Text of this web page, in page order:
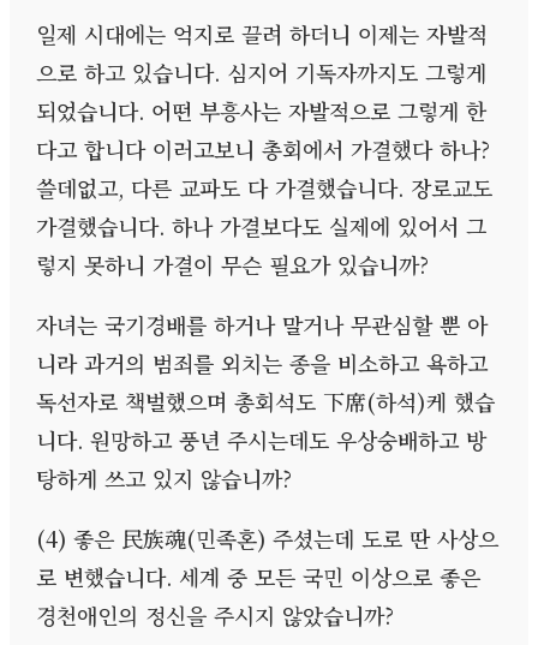
일제 시대에는 억지로 끌려 하더니 이제는 자발적
으로 하고 있습니다. 심지어 기독자까지도 그렇게
되었습니다. 어떤 부흥사는 자발적으로 그렇게 한
다고 합니다 이러고보니 총회에서 가결했다 하나?
쓸데없고, 다른 교파도 다 가결했습니다. 장로교도
가결했습니다. 하나 가결보다도 실제에 있어서 그
렇지 못하니 가결이 무슨 필요가 있습니까?
자녀는 국기경배를 하거나 말거나 무관심할 뿐 아
니라 과거의 범죄를 외치는 종을 비소하고 욕하고
독선자로 책벌했으며 총회석도 下席(하석)케 했습
니다. 원망하고 풍년 주시는데도 우상숭배하고 방
탕하게 쓰고 있지 않습니까?
(4) 좋은 民族魂(민족혼) 주셨는데 도로 딴 사상으
로 변했습니다. 세계 중 모든 국민 이상으로 좋은
경천애인의 정신을 주시지 않았습니까?